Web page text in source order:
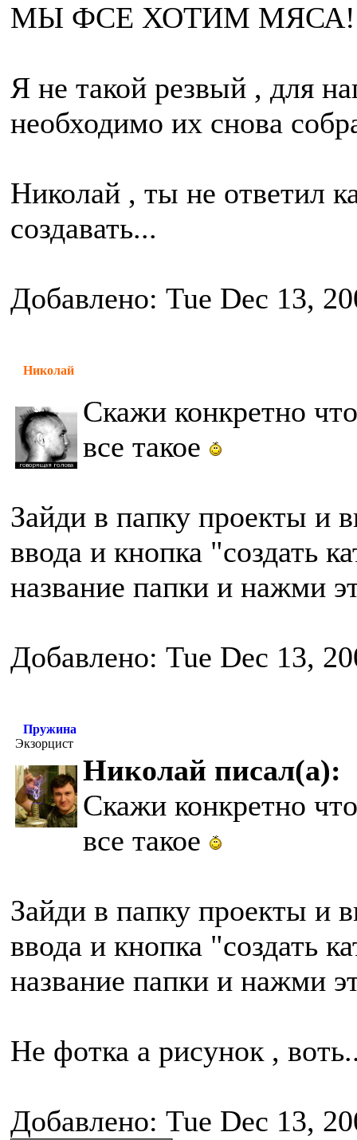
МЫ ФСЕ ХОТИМ
Я не такой резвый , для
необходимо их снова
Николай , ты не ответил
создавать...
Добавлено: Tue Dec 13,
Николай
Скажи конкретно
все такое
Зайди в папку проекты и
ввода и кнопка "создать
название папки и нажми
Добавлено: Tue Dec 13,
Пружина
Экзорцист
Николай писал(а):
Скажи конкретно
все такое
Зайди в папку проекты и
ввода и кнопка "создать
название папки и нажми
Не фотка а рисунок ,
Добавлено: Tue Dec 13,